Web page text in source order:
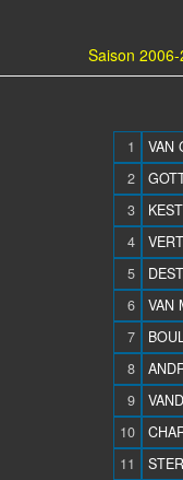
Saison
1
VAN
2
3
4
5
6
VAN
7
8
9
10
11